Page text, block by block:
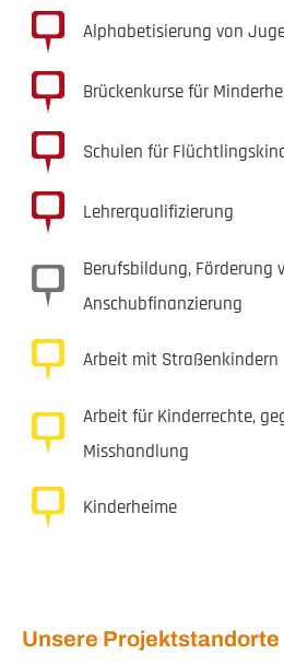
Alphabetisierung von
Brückenkurse für
Schulen für
Lehrerqualifizierung
Berufsbildung, Förderung
Anschubfinanzierung
Arbeit mit Straßenkindern
Arbeit für Kinderrechte,
Misshandlung
Kinderheime
Unsere Projektstandorte